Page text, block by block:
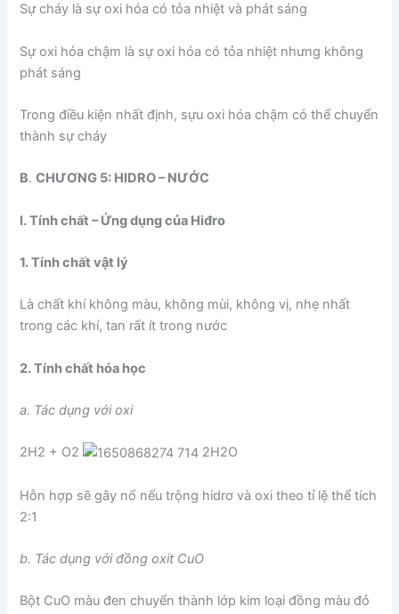
Sự cháy là sự oxi hóa có tỏa nhiệt và phát sáng
Sự oxi hóa chậm là sự oxi hóa có tỏa nhiệt nhưng không
phát sáng
Trong điều kiện nhất định, sựu oxi hóa chậm có thể chuyển
thành sự cháy
B.CHƯƠNG 5: HIDRO – NƯỚC
I. Tính chất – Ứng dụng của Hiđro
1. Tính chất vật lý
Là chất khí không màu, không mùi, không vị, nhẹ nhất
trong các khí, tan rất ít trong nước
2. Tính chất hóa học
a. Tác dụng với oxi
2H2 + O2 2H2O
Hỗn hợp sẽ gây nổ nếu trộng hidrơ và oxi theo tỉ lệ thể tích
2:1
b. Tác dụng với đồng oxit CuO
Bột CuO màu đen chuyển thành lớp kim loại đồng màu đỏ